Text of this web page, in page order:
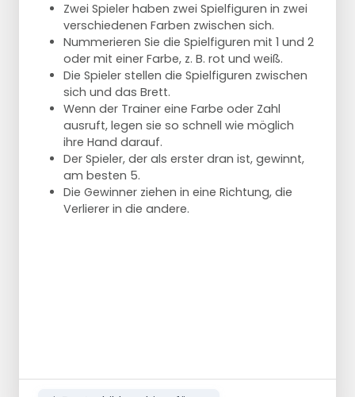
Die anderen Spieler nehmen Ausweichbälle, bis
sie an der Reihe sind.
Zwei Spieler haben zwei Spielfiguren in zwei
verschiedenen Farben zwischen sich.
Nummerieren Sie die Spielfiguren mit 1 und 2
oder mit einer Farbe, z. B. rot und weiß.
Die Spieler stellen die Spielfiguren zwischen
sich und das Brett.
Wenn der Trainer eine Farbe oder Zahl
ausruft, legen sie so schnell wie möglich
ihre Hand darauf.
Der Spieler, der als erster dran ist, gewinnt,
am besten 5.
Die Gewinner ziehen in eine Richtung, die
Verlierer in die andere.